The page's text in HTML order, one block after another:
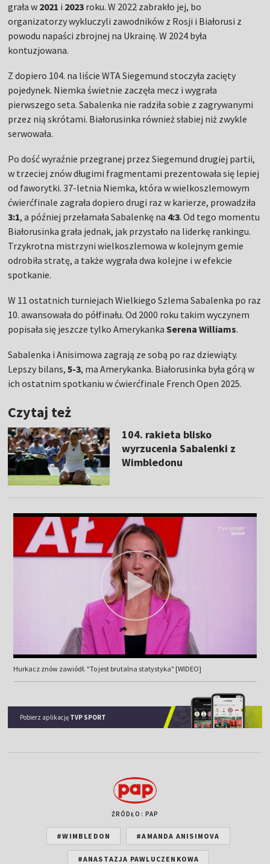
grała w 2021 i 2023 roku. W 2022 zabrakło jej, bo
organizatorzy wykluczyli zawodników z Rosji i Białorusi z
powodu napaści zbrojnej na Ukrainę. W 2024 była
kontuzjowana.
Z dopiero 104. na liście WTA Siegemund stoczyła zacięty
pojedynek. Niemka świetnie zaczęła mecz i wygrała
pierwszego seta. Sabalenka nie radziła sobie z zagrywanymi
przez nią skrótami. Białorusinka również słabiej niż zwykle
serwowała.
Po dość wyraźnie przegranej przez Siegemund drugiej partii,
w trzeciej znów długimi fragmentami prezentowała się lepiej
od faworytki. 37-letnia Niemka, która w wielkoszlemowym
ćwierćfinale zagrała dopiero drugi raz w karierze, prowadziła
3:1, a później przełamała Sabalenkę na 4:3. Od tego momentu
Białorusinka grała jednak, jak przystało na liderkę rankingu.
Trzykrotna mistrzyni wielkoszlemowa w kolejnym gemie
odrobiła stratę, a także wygrała dwa kolejne i w efekcie
spotkanie.
W 11 ostatnich turniejach Wielkiego Szlema Sabalenka po raz
10. awansowała do półfinału. Od 2000 roku takim wyczynem
popisała się jeszcze tylko AmerykankaSerena Williams.
Sabalenka i Anisimowa zagrają ze sobą po raz dziewiąty.
Lepszy bilans,5-3, ma Amerykanka. Białorusinka była górą w
ich ostatnim spotkaniu w ćwierćfinale French Open 2025.
Czytaj też
104. rakieta blisko
wyrzucenia Sabalenki z
Wimbledonu
Hurkacz znów zawiódł. "To jest brutalna statystyka" [WIDEO]
Pobierz aplikację TVP SPORT
ŹRÓDŁO: PAP
#WIMBLEDON #AMANDA ANISIMOVA
#ANASTAZJA PAWLUCZENKOWA